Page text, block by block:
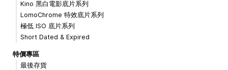
Kino 黑白電影底片系列
LomoChrome 特效底片系列
極低 ISO 底片系列
Short Dated & Expired
特價專區
最後存貨